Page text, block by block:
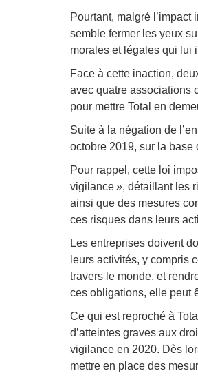
Pourtant, malgré
semble fermer les yeux
morales et légales qui lui
Face à cette inaction,
avec quatre associations
pour mettre Total en
Suite à la négation de
octobre 2019, sur la base
Pour rappel, cette loi
vigilance », détaillant les
ainsi que des mesures
ces risques dans leurs
Les entreprises doivent
leurs activités, y compris
travers le monde, et
ces obligations, elle peut
Ce qui est reproché à
d’atteintes graves aux
vigilance en 2020. Dès
mettre en place des